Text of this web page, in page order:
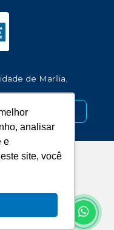
analisar
e
site, você
de Marília.